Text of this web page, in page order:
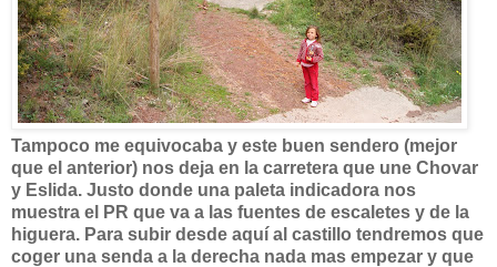
Tampoco me equivocaba y este buen sendero (mejor
que el anterior) nos deja en la carretera que une Chovar
y Eslida. Justo donde una paleta indicadora nos
muestra el PR que va a las fuentes de escaletes y de la
higuera. Para subir desde aquí al castillo tendremos que
coger una senda a la derecha nada mas empezar y que